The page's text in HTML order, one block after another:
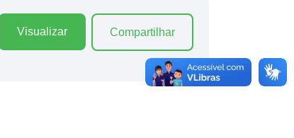
Visualizar Compartilhar